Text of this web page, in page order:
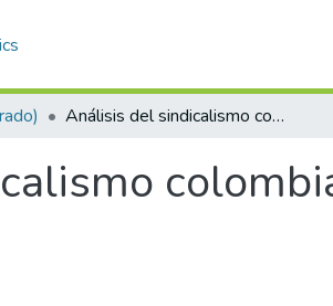
Análisis del sindicalismo colombiano desde la Teoría de la Agencia